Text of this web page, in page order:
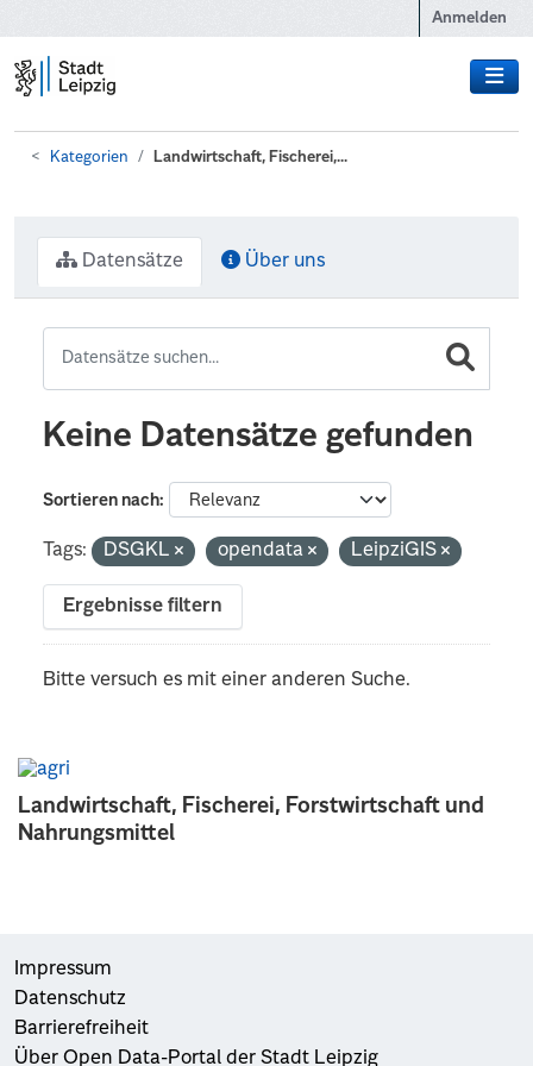
Anmelden
Kategorien Landwirtschaft, Fischerei,...
Landwirtschaft, Fischerei, Forstwirtschaft und
Nahrungsmittel
Datensätze Über uns
Keine Datensätze gefunden
Sortieren nach
Tags: DSGKL opendata LeipziGIS
Ergebnisse filtern
Bitte versuch es mit einer anderen Suche.
Impressum
Datenschutz
Barrierefreiheit
Über Open Data-Portal der Stadt Leipzig